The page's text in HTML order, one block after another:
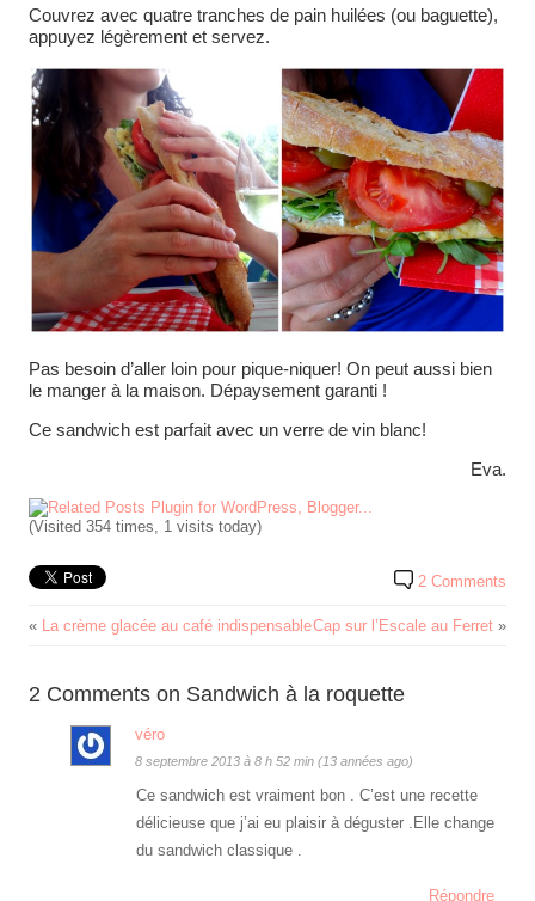
Couvrez avec quatre tranches de pain huilées (ou baguette),
appuyez légèrement et servez.
Pas besoin d’aller loin pour pique-niquer! On peut aussi bien
le manger à la maison. Dépaysement garanti !
Ce sandwich est parfait avec un verre de vin blanc!
Eva.
(Visited 354 times, 1 visits today)
2 Comments
« La crème glacée au café indispensableCap sur l’Escale au Ferret »
2 Comments on Sandwich à la roquette
véro
8 septembre 2013 à 8 h 52 min (13 années ago)
Ce sandwich est vraiment bon . C’est une recette
délicieuse que j’ai eu plaisir à déguster .Elle change
du sandwich classique .
Répondre